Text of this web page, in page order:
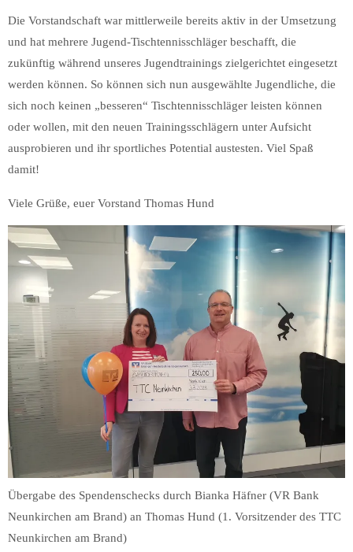
Die Vorstandschaft war mittlerweile bereits aktiv in der Umsetzung
und hat mehrere Jugend-Tischtennisschläger beschafft, die
zukünftig während unseres Jugendtrainings zielgerichtet eingesetzt
werden können. So können sich nun ausgewählte Jugendliche, die
sich noch keinen „besseren“ Tischtennisschläger leisten können
oder wollen, mit den neuen Trainingsschlägern unter Aufsicht
ausprobieren und ihr sportliches Potential austesten. Viel Spaß
damit!
Viele Grüße, euer Vorstand Thomas Hund
Übergabe des Spendenschecks durch Bianka Häfner (VR Bank
Neunkirchen am Brand) an Thomas Hund (1. Vorsitzender des TTC
Neunkirchen am Brand)